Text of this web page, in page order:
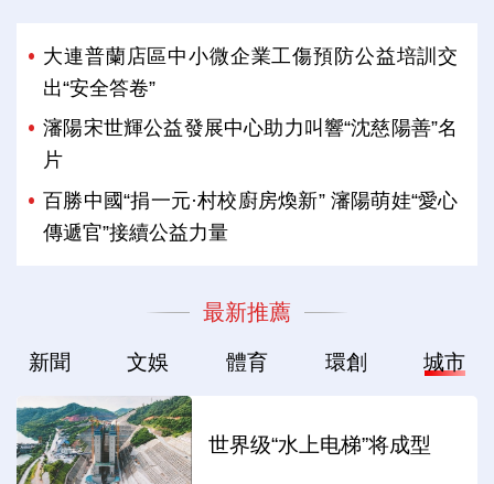
大連普蘭店區中小微企業工傷預防公益培訓交
出“安全答卷”
瀋陽宋世輝公益發展中心助力叫響“沈慈陽善”名
片
百勝中國“捐一元·村校廚房煥新” 瀋陽萌娃“愛心
傳遞官”接續公益力量
最新推薦
新聞 文娛 體育 環創 城市
世界级“水上电梯”将成型